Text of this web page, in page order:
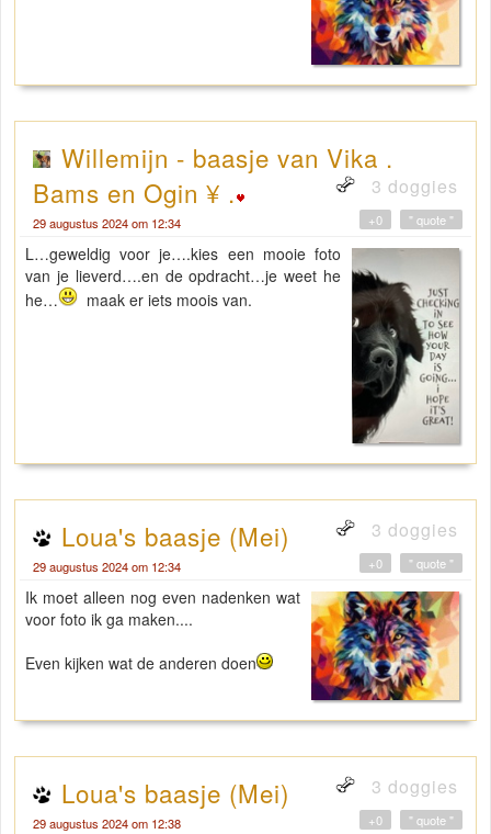
Willemijn - baasje van Vika .
Bams en Ogin ¥ .
3 doggies
29 augustus 2024 om 12:34 " quote "
+0
L…geweldig voor je….kies een mooie foto
van je lieverd….en de opdracht…je weet he
he…
maak er iets moois van.
Loua's baasje (Mei) 3 doggies
29 augustus 2024 om 12:34 " quote "
+0
Ik moet alleen nog even nadenken wat
voor foto ik ga maken....
Even kijken wat de anderen doen
Loua's baasje (Mei) 3 doggies
29 augustus 2024 om 12:38 " quote "
+0